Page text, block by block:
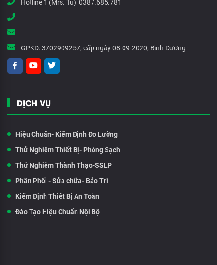
Hotline 1 (Mrs. Tú):0387.685.781
GPKD:3702909257, cấp ngày 08-09-2020, Bình Dương
DỊCH VỤ
Hiệu Chuẩn- Kiểm Định Đo Lường
Thử Nghiệm Thiết Bị- Phòng Sạch
Thử Nghiệm Thành Thạo-SSLP
Phân Phối - Sửa chữa- Bảo Trì
Kiểm Định Thiết Bị An Toàn
Đào Tạo Hiệu Chuẩn Nội Bộ